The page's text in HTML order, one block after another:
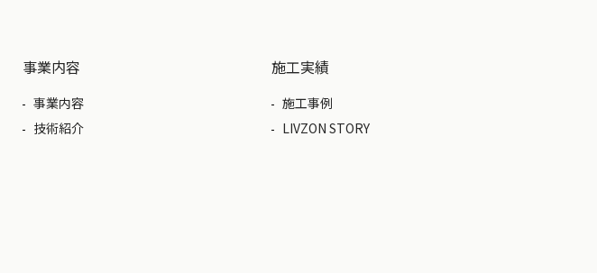
事業内容
事業内容
技術紹介
施工実績
施工事例
LIVZON STORY